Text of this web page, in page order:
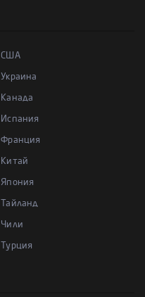
США
Украина
Канада
Испания
Франция
Китай
Япония
Тайланд
Чили
Турция